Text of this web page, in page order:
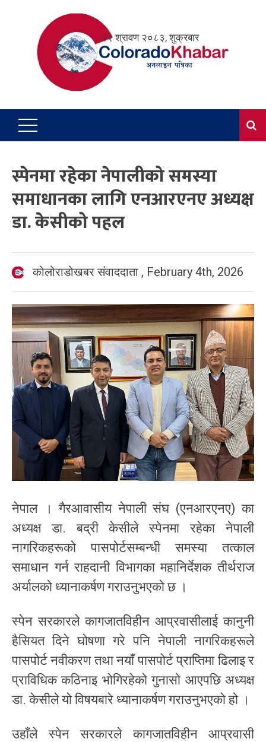
२२ श्रावण २०८३, शुक्रबार
स्पेनमा रहेका नेपालीको समस्या
समाधानका लागि एनआरएनए अध्यक्ष
डा. केसीको पहल
कोलोराडोखबर संवाददाता , February 4th, 2026
नेपाल । गैरआवासीय नेपाली संघ (एनआरएनए) का
अध्यक्ष डा. बद्री केसीले स्पेनमा रहेका नेपाली
नागरिकहरूको पासपोर्टसम्बन्धी समस्या तत्काल
समाधान गर्न राहदानी विभागका महानिर्देशक तीर्थराज
अर्यालको ध्यानाकर्षण गराउनुभएको छ ।
स्पेन सरकारले कागजातविहीन आप्रवासीलाई कानुनी
हैसियत दिने घोषणा गरे पनि नेपाली नागरिकहरूले
पासपोर्ट नवीकरण तथा नयाँ पासपोर्ट प्राप्तिमा ढिलाइ र
प्राविधिक कठिनाइ भोगिरहेको गुनासो आएपछि अध्यक्ष
डा. केसीले यो विषयबारे ध्यानाकर्षण गराउनुभएको हो ।
उहाँले स्पेन सरकारले कागजातविहीन आप्रवासी